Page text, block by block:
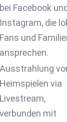
bei Facebook
Instagram, die
Fans und
ansprechen.
Ausstrahlung
Heimspielen via
Livestream,
verbunden mit